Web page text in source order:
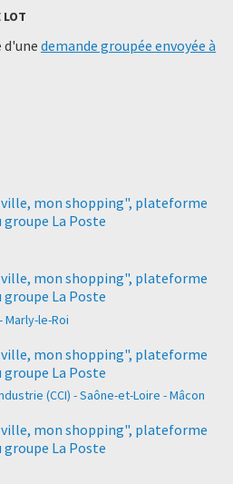
LOT
demande groupée envoyée à
mon shopping", plateforme
La Poste
mon shopping", plateforme
La Poste
le-Roi
mon shopping", plateforme
La Poste
(CCI) - Saône-et-Loire - Mâcon
mon shopping", plateforme
La Poste